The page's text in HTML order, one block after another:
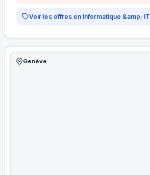
Voir les offres en Informatique &amp; IT
Genève